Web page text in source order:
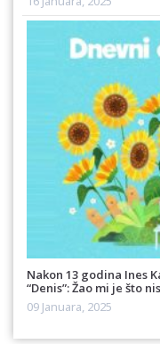
Nakon 13 godina Ines
“Denis”: Žao mi je što
09 Januara, 2025